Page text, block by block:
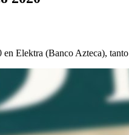
Elektra (Banco Azteca),